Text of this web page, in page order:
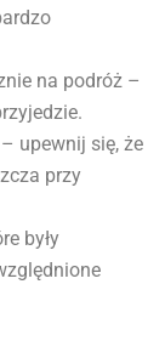
na podróż –
upewnij się, że
przy
były